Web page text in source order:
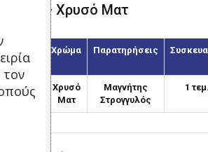
– Χρυσό Ματ
(χιλ.)
Χρώμα Παρατηρήσεις
45
Χρυσό
Ματ
Μαγνήτης
Στρογγυλός
1